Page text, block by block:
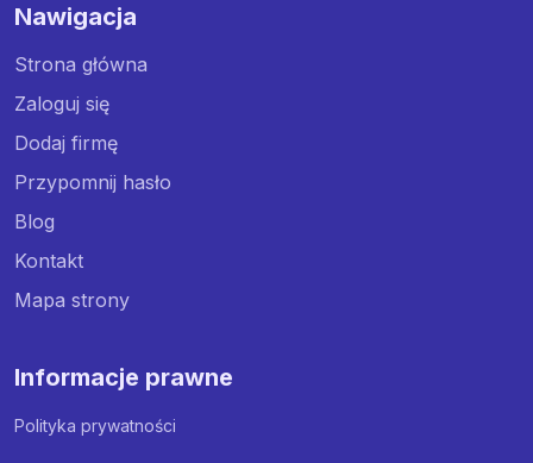
Nawigacja
Strona główna
Zaloguj się
Dodaj firmę
Przypomnij hasło
Blog
Kontakt
Mapa strony
Informacje prawne
Polityka prywatności